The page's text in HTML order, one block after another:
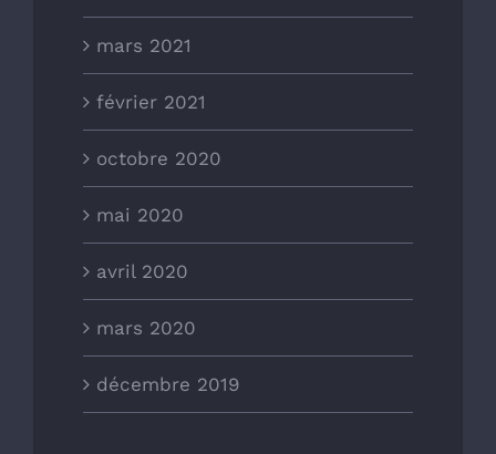
mars 2021
février 2021
octobre 2020
mai 2020
avril 2020
mars 2020
décembre 2019